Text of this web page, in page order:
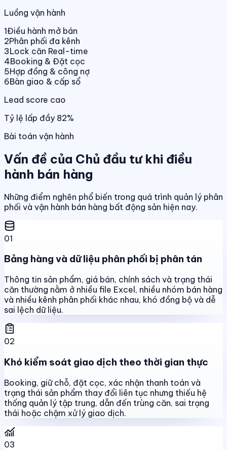
Luồng vận hành
1Điều hành mở bán
2Phân phối đa kênh
3Lock căn Real-time
4Booking & Đặt cọc
5Hợp đồng & công nợ
6Bàn giao & cấp sổ
Lead score cao
Tỷ lệ lấp đầy 82%
Bài toán vận hành
Vấn đề của Chủ đầu tư khi điều
hành bán hàng
Những điểm nghẽn phổ biến trong quá trình quản lý phân
phối và vận hành bán hàng bất động sản hiện nay.
01
Bảng hàng và dữ liệu phân phối bị phân tán
Thông tin sản phẩm, giá bán, chính sách và trạng thái
căn thường nằm ở nhiều file Excel, nhiều nhóm bán hàng
và nhiều kênh phân phối khác nhau, khó đồng bộ và dễ
sai lệch dữ liệu.
02
Khó kiểm soát giao dịch theo thời gian thực
Booking, giữ chỗ, đặt cọc, xác nhận thanh toán và
trạng thái sản phẩm thay đổi liên tục nhưng thiếu hệ
thống quản lý tập trung, dẫn đến trùng căn, sai trạng
thái hoặc chậm xử lý giao dịch.
03